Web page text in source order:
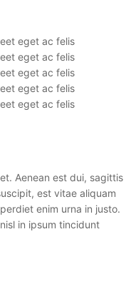
eget ac felis
eget ac felis
eget ac felis
eget ac felis
eget ac felis
Aenean est dui, sagittis
est vitae aliquam
enim urna in justo.
in ipsum tincidunt